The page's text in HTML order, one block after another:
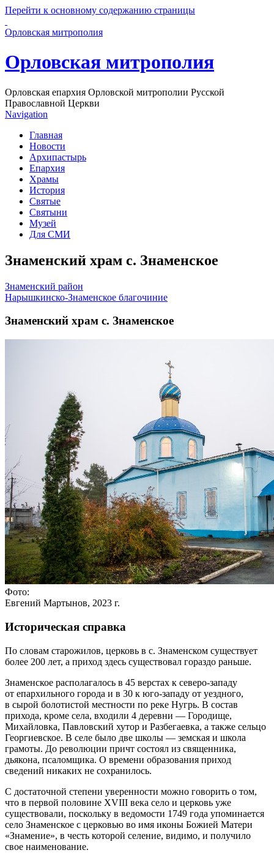
Перейти к основному содержанию страницы
Орловская митрополия
Орловская митрополия
Орловская епархия Орловской митрополии Русской
Православной Церкви
Navigation
Главная
Новости
Архипастырь
Епархия
Храмы
История
Святые
Святыни
Музей
Для СМИ
Знаменский храм с. Знаменское
Знаменский район
Нарышкинско-Знаменское благочиние
Знаменский храм с. Знаменское
Фото:
Евгений Мартынов, 2023 г.
Историческая справка
По словам старожилов, церковь в с. Знаменском существует
более 200 лет, а приход здесь существовал гораздо раньше.
Знаменское располагалось в 45 верстах к северо-западу
от епархильного города и в 30 к юго-западу от уездного,
в сырой болотистой местности по реке Нугрь. В состав
прихода, кроме села, входили 4 деревни — Городище,
Михайловка, Павловский хутор и Разбегаевка, а также сельцо
Георгиевское. В селе было две школы — земская и школа
грамоты. До революции причт состоял из священника,
дьякона, псаломщика. О времени образования приход
сведений никаких не сохранилось.
С достаточной степени уверенности можно говорить о том,
что в первой половине XVIII века село и церковь уже
существовали, поскольку в ведомости 1749 года упоминается
село Знаменское с церковью во имя иконы Божией Матери
«Знамение», в честь которой селение, видимо, и получило
свое наименование.